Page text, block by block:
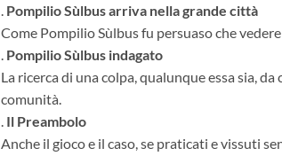
. Pompilio Sùlbus arriva nella grande città
Come Pompilio Sùlbus fu persuaso che
. Pompilio Sùlbus indagato
La ricerca di una colpa, qualunque essa sia,
comunità.
. Il Preambolo
Anche il gioco e il caso, se praticati e vissuti